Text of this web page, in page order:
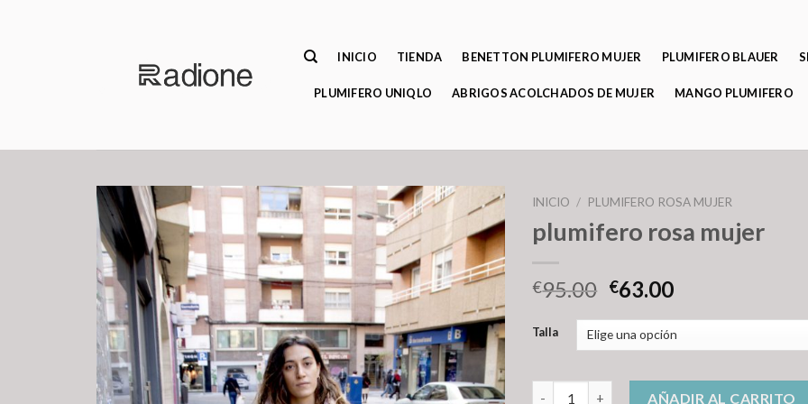
INICIO TIENDA BENETTON PLUMIFERO MUJER PLUMIFERO BLAUER
PLUMIFERO UNIQLO ABRIGOS ACOLCHADOS DE MUJER MANGO PLUMIFERO
INICIO / PLUMIFERO ROSA MUJER
plumifero rosa mujer
€95.00 €63.00
Talla
plumifero rosa mujer cantidadAÑADIR AL CARRITO